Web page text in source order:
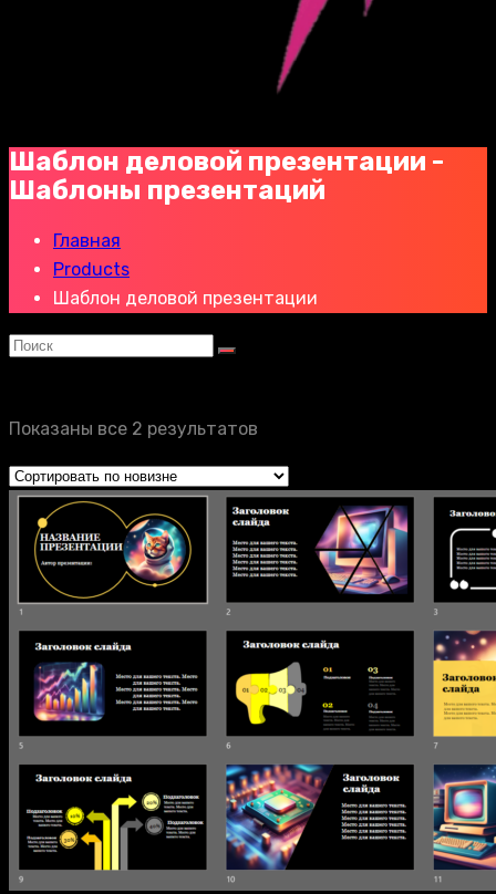
Шаблон деловой презентации -
Шаблоны презентаций
Главная
Products
Шаблон деловой презентации
Показаны все 2 результатов